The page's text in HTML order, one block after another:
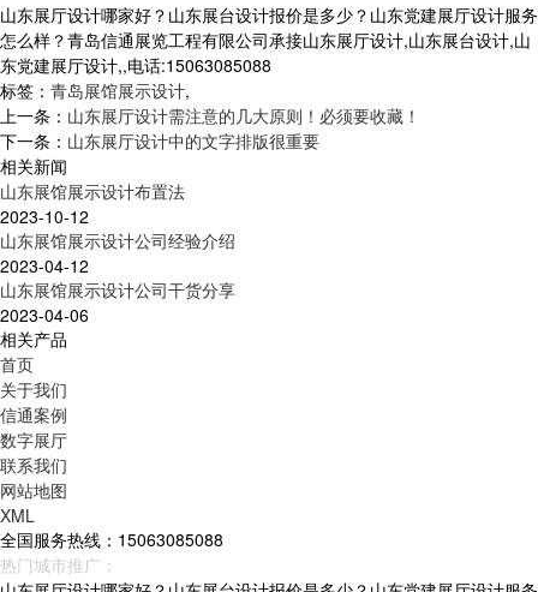
山东展厅设计哪家好？山东展台设计报价是多少？山东党建展厅设计服务
怎么样？青岛信通展览工程有限公司承接山东展厅设计,山东展台设计,山
东党建展厅设计,,电话:15063085088
标签： 青岛展馆展示设计,
上一条： 山东展厅设计需注意的几大原则！必须要收藏！
下一条： 山东展厅设计中的文字排版很重要
相关新闻
山东展馆展示设计布置法
2023-10-12
山东展馆展示设计公司经验介绍
2023-04-12
山东展馆展示设计公司干货分享
2023-04-06
相关产品
首页
关于我们
信通案例
数字展厅
联系我们
网站地图
XML
全国服务热线：15063085088
热门城市推广：